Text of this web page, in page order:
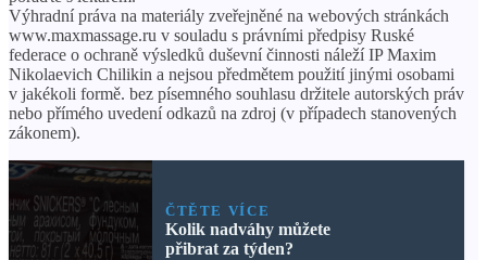
Výhradní práva na materiály zveřejněné na webových stránkách
www.maxmassage.ru v souladu s právními předpisy Ruské
federace o ochraně výsledků duševní činnosti náleží IP Maxim
Nikolaevich Chilikin a nejsou předmětem použití jinými osobami
v jakékoli formě. bez písemného souhlasu držitele autorských práv
nebo přímého uvedení odkazů na zdroj (v případech stanovených
zákonem).
ČTĚTE VÍCE
Kolik nadváhy můžete
přibrat za týden?